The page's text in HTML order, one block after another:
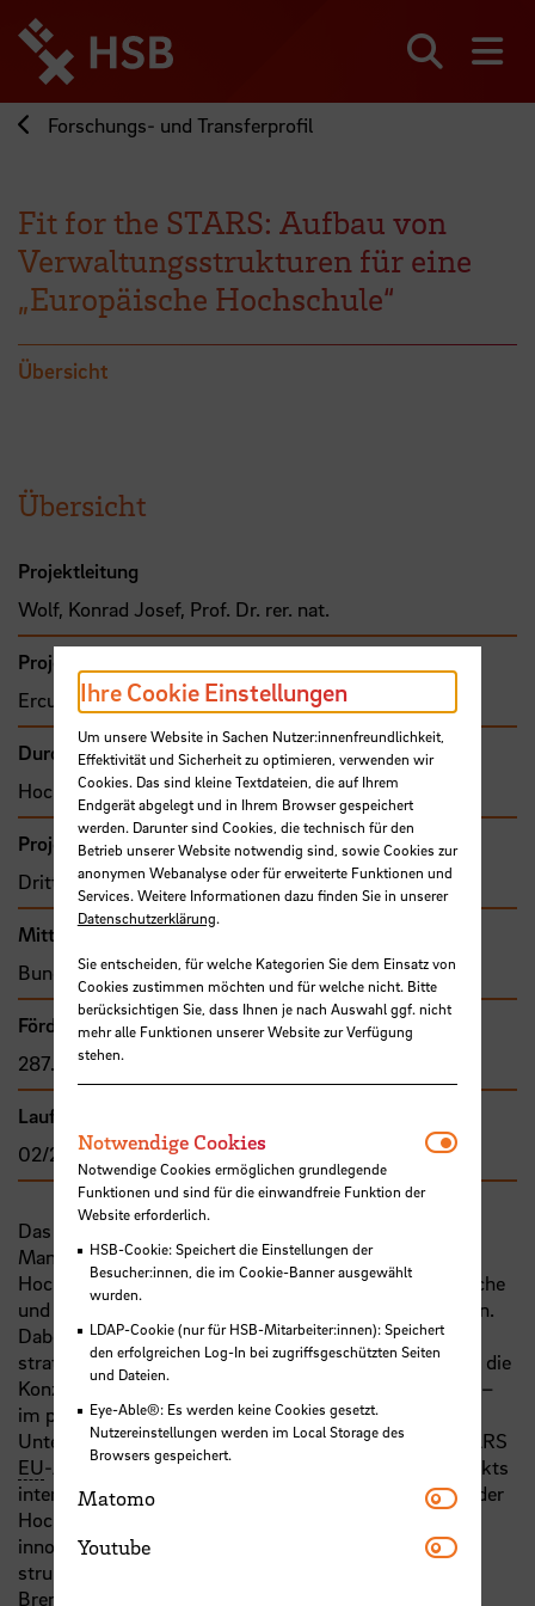
zum
Seiteninhalt
springen
Forschungs- und Transferprofil
Fit for the STARS: Aufbau von
Verwaltungsstrukturen für eine
„Europäische Hochschule“
Übersicht
Übersicht
Projektleitung
Wolf, Konrad Josef, Prof. Dr. rer. nat.
Projektbeteiligte
Erculei, Ercole, Dr.
Durchführende Organisation
Hochschule Bremen, Rektorat
Projekttyp
Drittmittelprojekt (Zuwendung)
Mittel- bzw. Auftragsgeber
Bundesländer, Freie Hansestadt Bremen (FHB)
Förder- bzw. Auftragssumme
287.164,51 €
Laufzeit
02/2025 - 12/2026
Das Projekt „Fit for the STARS“ unterstützt die
Management- und Verwaltungsstrukturen der
Hochschule Bremen, um diese langfristig als erfolgreiche
und etablierte Europäische Hochschule zu positionieren.
Dabei werden zwei Bereiche konkret gestärkt: die
strategische regionale Vernetzung der Hochschule und die
Konzeption und Umsetzung neuer Mobilitätskonzepte –
im physischen, hybriden und virtuellen Raum.
Unterstützend zu den Kooperationsstrukturen der STARS
EU-Allianz sollen die Aktivitäten im Rahmen des Projekts
intensiv mit den Transfer- und Forschungsaktivitäten der
Hochschule verknüpft werden. Damit wird eine
innovationsorientierte Regionalentwicklung mit der
strukturellen Internationalisierung der Hochschule
Bremen in Beziehung gestellt.
Ihre Cookie Einstellungen
Um unsere Website in Sachen Nutzer:innenfreundlichkeit,
Effektivität und Sicherheit zu optimieren, verwenden wir
Cookies. Das sind kleine Textdateien, die auf Ihrem
Endgerät abgelegt und in Ihrem Browser gespeichert
werden. Darunter sind Cookies, die technisch für den
Betrieb unserer Website notwendig sind, sowie Cookies zur
anonymen Webanalyse oder für erweiterte Funktionen und
Services. Weitere Informationen dazu finden Sie in unserer
Datenschutzerklärung.
Sie entscheiden, für welche Kategorien Sie dem Einsatz von
Cookies zustimmen möchten und für welche nicht. Bitte
berücksichtigen Sie, dass Ihnen je nach Auswahl ggf. nicht
mehr alle Funktionen unserer Website zur Verfügung
stehen.
Notwendige Cookies
Notwendige Cookies ermöglichen grundlegende
Funktionen und sind für die einwandfreie Funktion der
Website erforderlich.
HSB-Cookie: Speichert die Einstellungen der
Besucher:innen, die im Cookie-Banner ausgewählt
wurden.
LDAP-Cookie (nur für HSB-Mitarbeiter:innen): Speichert
den erfolgreichen Log-In bei zugriffsgeschützten Seiten
und Dateien.
Eye-Able®: Es werden keine Cookies gesetzt.
Nutzereinstellungen werden im Local Storage des
Browsers gespeichert.
Matomo Matomo
Youtube Youtube